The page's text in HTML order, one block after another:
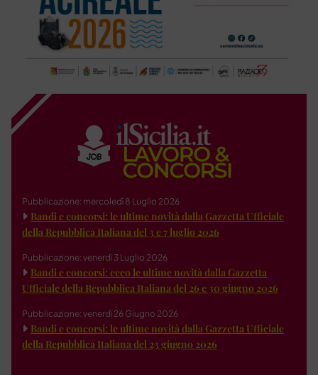
Pubblicazione: mercoledì 8 Luglio 2026
Bandi e concorsi: le ultime novità dalla Gazzetta Ufficiale
della Repubblica Italiana del 3 e 7 luglio 2026
Pubblicazione: venerdì 3 Luglio 2026
Bandi e concorsi: ecco le ultime novità dalla Gazzetta
Ufficiale della Repubblica Italiana del 26 e 30 giugno 2026
Pubblicazione: venerdì 26 Giugno 2026
Bandi e concorsi: le ultime novità dalla Gazzetta Ufficiale
della Repubblica Italiana del 23 giugno 2026